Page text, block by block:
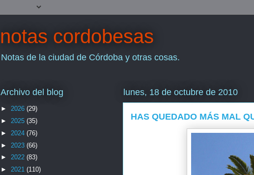
notas cordobesas
Notas de la ciudad de Córdoba y otras cosas.
lunes, 18 de octubre de 2010
HAS QUEDADO MÁS MAL
Archivo del blog
► 2026 (29)
► 2025 (35)
► 2024 (76)
► 2023 (66)
► 2022 (83)
► 2021 (110)